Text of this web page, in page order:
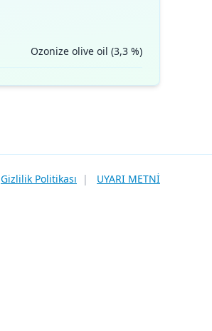
Ozonize olive oil (3,3 %)
Gizlilik Politikası | UYARI METNİ